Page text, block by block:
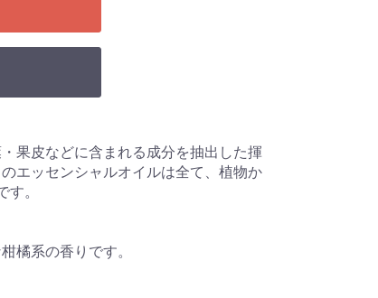
果皮などに含まれる成分を抽出した揮
エッセンシャルオイルは全て、植物か
す。
橘系の香りです。